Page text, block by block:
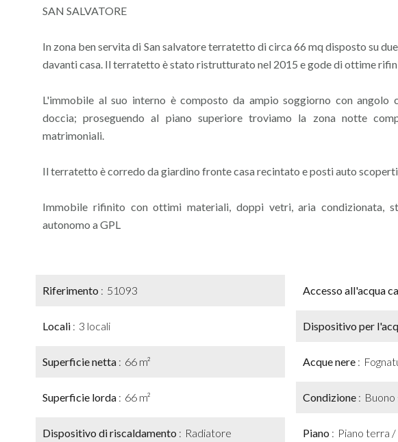
SAN SALVATORE
In zona ben servita di San salvatore terratetto di circa 66 mq disposto su
davanti casa. Il terratetto è stato ristrutturato nel 2015 e gode di ottime
L'immobile al suo interno è composto da ampio soggiorno con angolo
doccia; proseguendo al piano superiore troviamo la zona notte
matrimoniali.
Il terratetto è corredo da giardino fronte casa recintato e posti auto
Immobile rifinito con ottimi materiali, doppi vetri, aria condizionata,
autonomo a GPL
Riferimento 51093
Locali 3 locali
Superficie netta 66 m²
Superficie lorda 66 m²
Dispositivo di riscaldamento Radiatore
Accesso all'acqua
Dispositivo per
Acque nere
Condizione
Piano Piano terra /